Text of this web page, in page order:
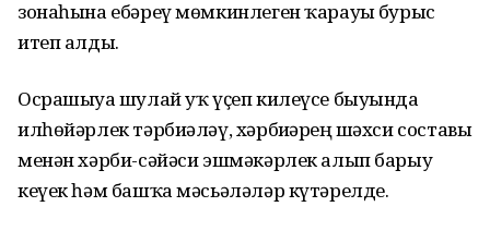
зонаһына ебәреү мөмкинлеген ҡарауҙы бурыс
итеп алды.
Осрашыуҙа шулай уҡ үҫеп килеүсе быуында
илһөйәрлек тәрбиәләү, хәрбиҙәрҙең шәхси составы
менән хәрби-сәйәси эшмәкәрлек алып барыу
кеүек һәм башҡа мәсьәләләр күтәрелде.